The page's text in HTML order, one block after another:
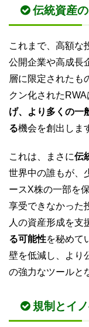
伝統資産
これまで、高額な
公開企業や高成長
層に限定されたも
クン化されたRWA
げ、より多くの一
る機会を創出しま
これは、まさに伝
世界中の誰もが、
ースX株の一部を
享受できなかった
人の資産形成を支
る可能性を秘めて
壁を低減し、より
の強力なツールと
規制とイ